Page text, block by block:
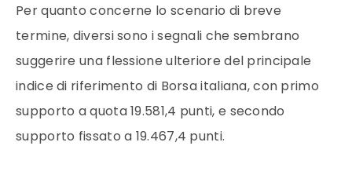
Per quanto concerne lo scenario di breve
termine, diversi sono i segnali che sembrano
suggerire una flessione ulteriore del principale
indice di riferimento di Borsa italiana, con primo
supporto a quota 19.581,4 punti, e secondo
supporto fissato a 19.467,4 punti.